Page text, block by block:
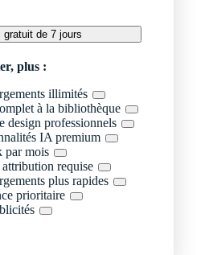
gratuit de 7 jours
plus :
illimités
à la bibliothèque
design professionnels
IA premium
par mois
requise
plus rapides
prioritaire